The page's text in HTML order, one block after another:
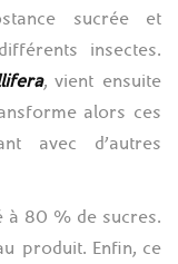
sucrée et
insectes.
, vient ensuite
alors ces
avec d’autres
à 80 % de sucres.
produit. Enfin, ce